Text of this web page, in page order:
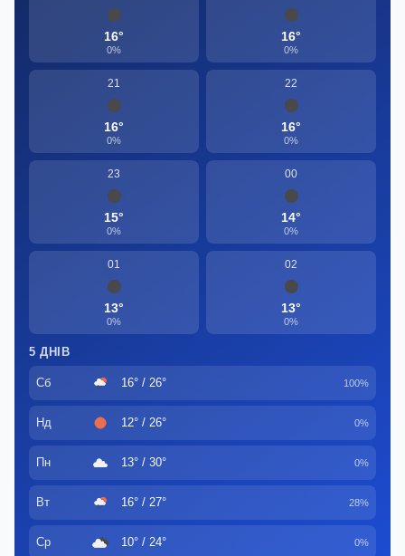
16°
0%
16°
0%
21
16°
0%
22
16°
0%
23
15°
0%
00
14°
0%
01
13°
0%
02
13°
0%
5 ДНІВ
Сб 16° / 26° 100%
Нд 12° / 26° 0%
Пн 13° / 30° 0%
Вт 16° / 27° 28%
Ср 10° / 24° 0%